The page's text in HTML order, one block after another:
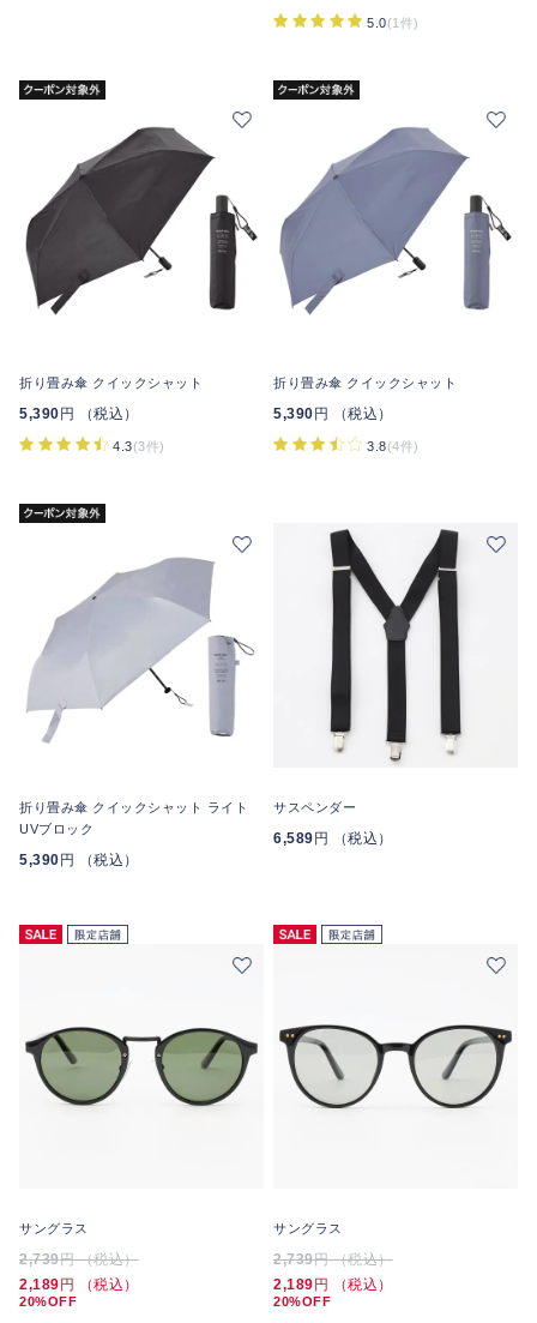
5.0(1件)
折り畳み傘 クイックシャット
5,390 円 （税込）
4.3(3件)
折り畳み傘 クイックシャット
5,390 円 （税込）
3.8(4件)
折り畳み傘 クイックシャット ライト
UVブロック
5,390 円 （税込）
サスペンダー
6,589 円 （税込）
サングラス
2,739円 （税込）
2,189 円 （税込）
20%OFF
サングラス
2,739円 （税込）
2,189 円 （税込）
20%OFF